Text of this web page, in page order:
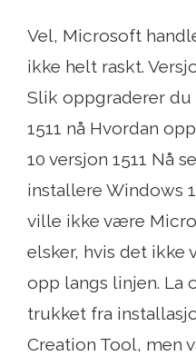
Vel, Microsoft
ikke helt raskt.
Slik oppgraderer du
1511 nå Hvordan
10 versjon 1511 Nå
installere Windows
ville ikke være
elsker, hvis det ikke
opp langs linjen. La
trukket fra
Creation Tool, men